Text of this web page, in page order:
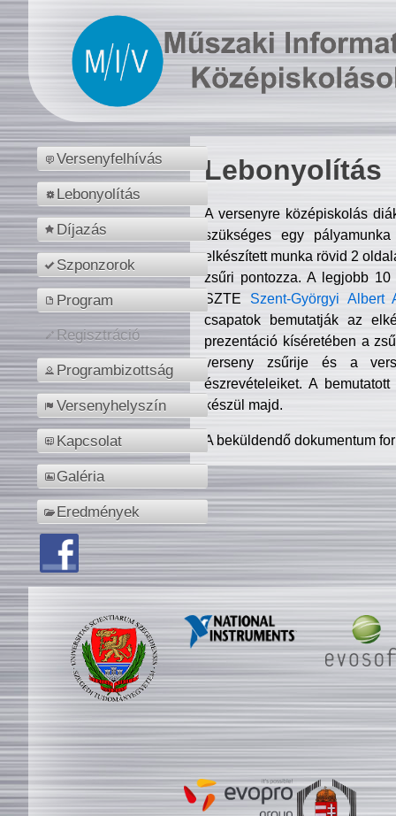
Versenyfelhívás
Lebonyolítás
Díjazás
Szponzorok
Program
Regisztráció
Programbizottság
Versenyhelyszín
Kapcsolat
Galéria
Eredmények
Lebonyolítás
A versenyre középiskolás
szükséges egy
elkészített munka rövid 2
zsűri pontozza. A legjobb
SZTE Szent-Györgyi Albert
csapatok bemutatják az
prezentáció kíséretében a
verseny zsűrije és a
észrevételeiket. A
készül majd.
A beküldendő dokumentum